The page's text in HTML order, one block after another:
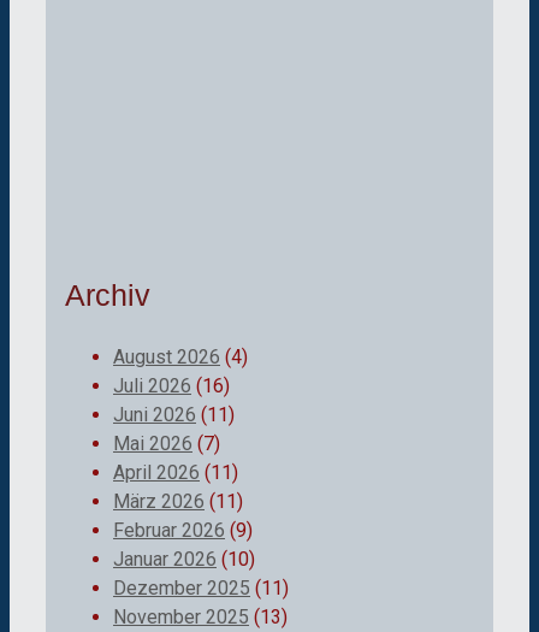
Archiv
August 2026 (4)
Juli 2026 (16)
Juni 2026 (11)
Mai 2026 (7)
April 2026 (11)
März 2026 (11)
Februar 2026 (9)
Januar 2026 (10)
Dezember 2025 (11)
November 2025 (13)